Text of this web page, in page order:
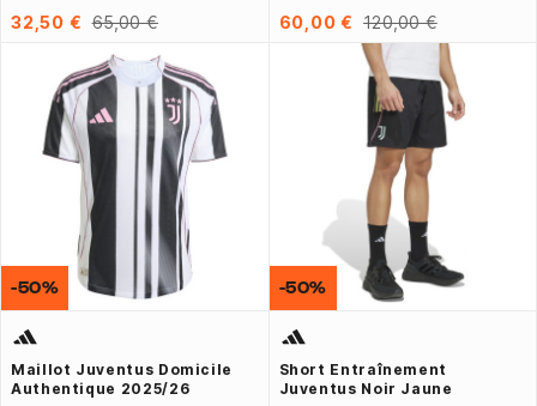
32,50 € 65,00 € 60,00 € 120,00 €
Maillot Juventus Domicile
Authentique 2025/26
-50%
Short Entraînement
Juventus Noir Jaune
-50%